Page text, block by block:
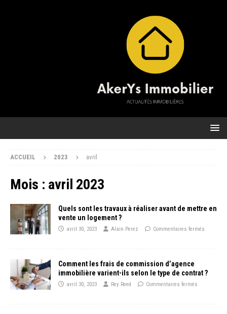
ACCUEIL 2023 avril
Mois : avril 2023
Quels sont les travaux à réaliser avant de mettre en
vente un logement ?
avril 30, 2023 Alain Perez Commentaires fermés
Comment les frais de commission d’agence
immobilière varient-ils selon le type de contrat ?
avril 30, 2023 Rey Reed Commentaires fermés